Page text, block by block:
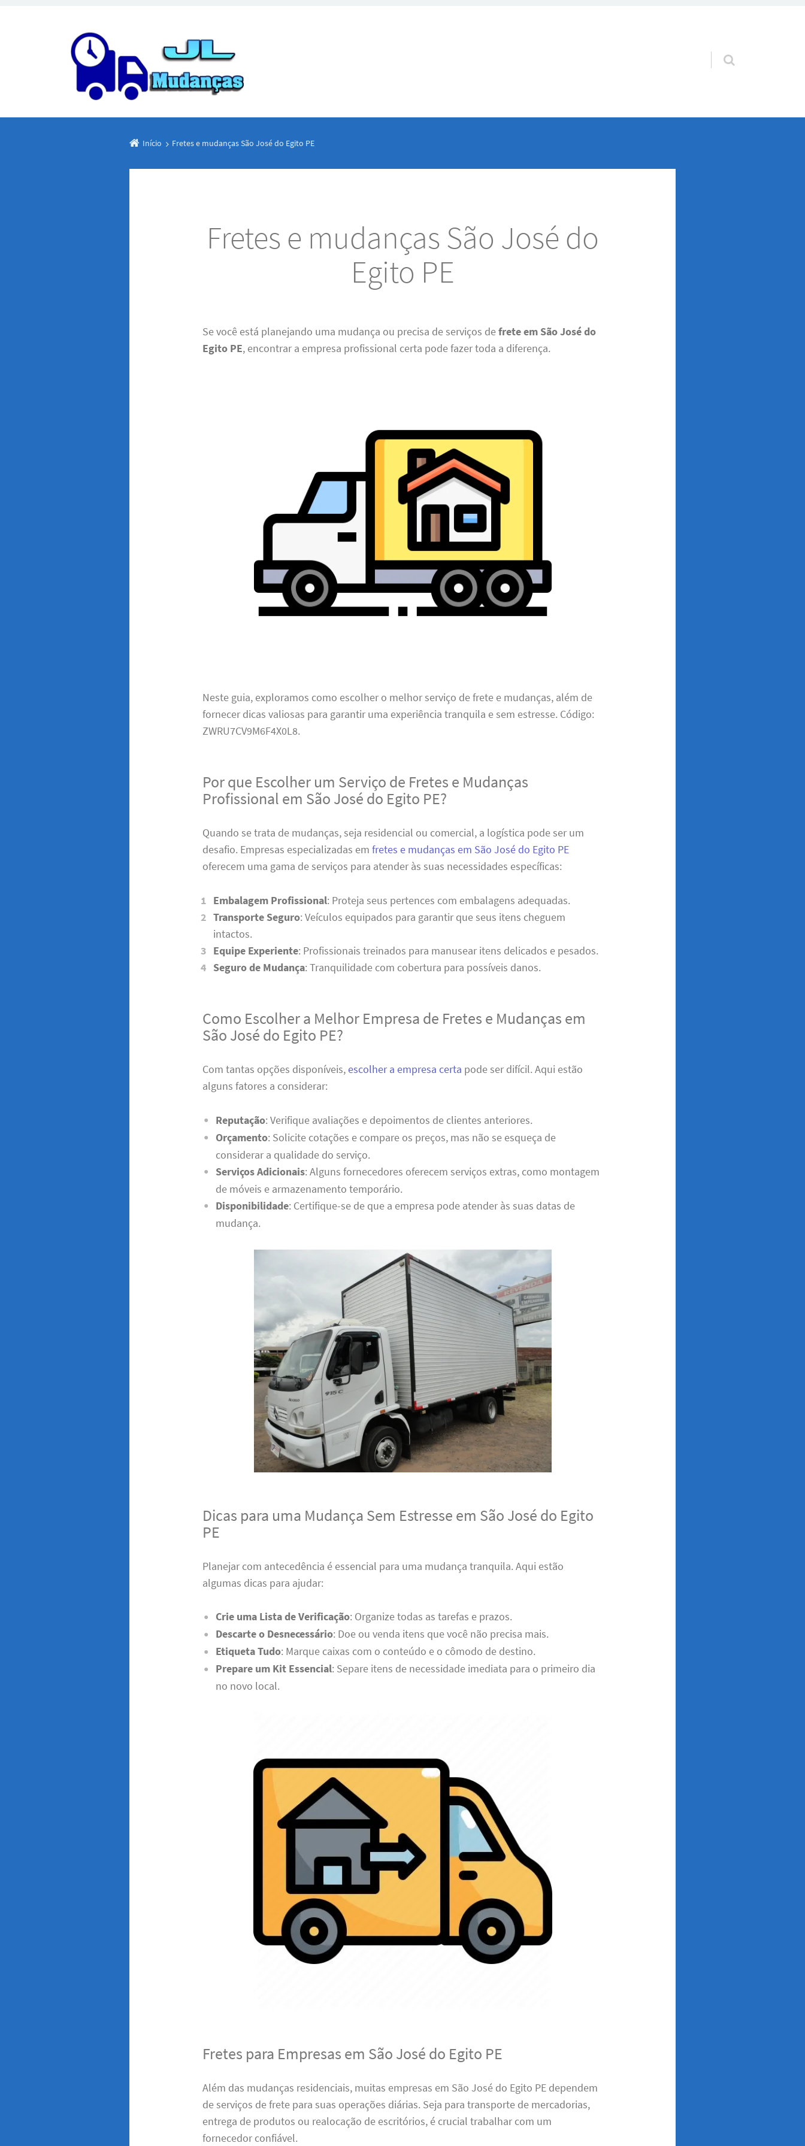
Pular para o conteúdo
Início Fretes e mudanças São José do Egito PE
Fretes e mudanças São José do
Egito PE
Se você está planejando uma mudança ou precisa de serviços defrete em São José do
Egito PE, encontrar a empresa profissional certa pode fazer toda a diferença.
Neste guia, exploramos como escolher o melhor serviço de frete e mudanças, além de
fornecer dicas valiosas para garantir uma experiência tranquila e sem estresse. Código:
ZWRU7CV9M6F4X0L8.
Por que Escolher um Serviço de Fretes e Mudanças
Profissional em São José do Egito PE?
Quando se trata de mudanças, seja residencial ou comercial, a logística pode ser um
desafio. Empresas especializadas emfretes e mudanças em São José do Egito PE
oferecem uma gama de serviços para atender às suas necessidades específicas:
Embalagem Profissional: Proteja seus pertences com embalagens adequadas.
Transporte Seguro: Veículos equipados para garantir que seus itens cheguem
intactos.
Equipe Experiente: Profissionais treinados para manusear itens delicados e pesados.
Seguro de Mudança: Tranquilidade com cobertura para possíveis danos.
Como Escolher a Melhor Empresa de Fretes e Mudanças em
São José do Egito PE?
Com tantas opções disponíveis,escolher a empresa certa pode ser difícil. Aqui estão
alguns fatores a considerar:
Reputação: Verifique avaliações e depoimentos de clientes anteriores.
Orçamento: Solicite cotações e compare os preços, mas não se esqueça de
considerar a qualidade do serviço.
Serviços Adicionais: Alguns fornecedores oferecem serviços extras, como montagem
de móveis e armazenamento temporário.
Disponibilidade: Certifique-se de que a empresa pode atender às suas datas de
mudança.
Dicas para uma Mudança Sem Estresse em São José do Egito
PE
Planejar com antecedência é essencial para uma mudança tranquila. Aqui estão
algumas dicas para ajudar:
Crie uma Lista de Verificação: Organize todas as tarefas e prazos.
Descarte o Desnecessário: Doe ou venda itens que você não precisa mais.
Etiqueta Tudo: Marque caixas com o conteúdo e o cômodo de destino.
Prepare um Kit Essencial: Separe itens de necessidade imediata para o primeiro dia
no novo local.
Fretes para Empresas em São José do Egito PE
Além das mudanças residenciais, muitas empresas em São José do Egito PE dependem
de serviços de frete para suas operações diárias. Seja para transporte de mercadorias,
entrega de produtos ou realocação de escritórios, é crucial trabalhar com um
fornecedor confiável.